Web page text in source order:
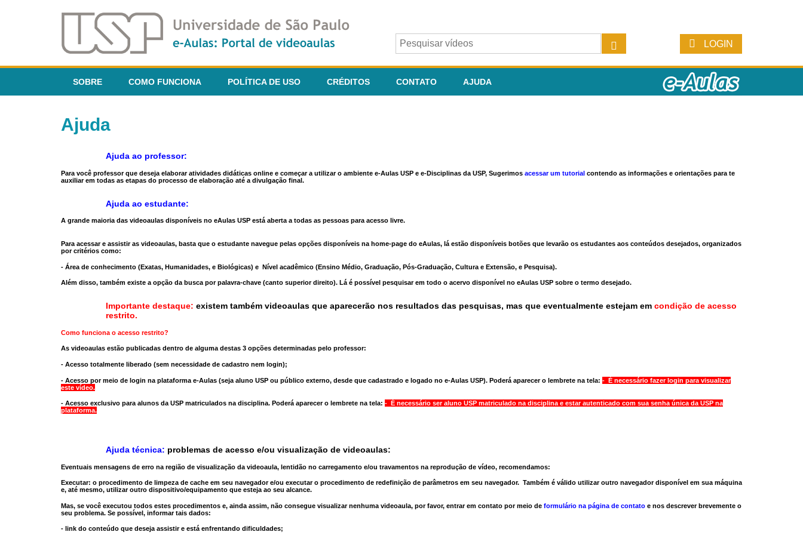
LOGIN
SOBRE COMO FUNCIONA POLÍTICA DE USO CRÉDITOS CONTATO AJUDA
Ajuda
Ajuda ao professor:
Para você professor que deseja elaborar atividades didáticas online e começar a utilizar o ambiente e-Aulas USP e e-Disciplinas da USP, Sugerimos acessar um tutorial contendo as informações e orientações para te
auxiliar em todas as etapas do processo de elaboração até a divulgação final.
Ajuda ao estudante:
A grande maioria das videoaulas disponíveis no eAulas USP está aberta a todas as pessoas para acesso livre.
Para acessar e assistir as videoaulas, basta que o estudante navegue pelas opções disponíveis na home-page do eAulas, lá estão disponíveis botões que levarão os estudantes aos conteúdos desejados, organizados
por critérios como:
- Área de conhecimento (Exatas, Humanidades, e Biológicas) e Nível acadêmico (Ensino Médio, Graduação, Pós-Graduação, Cultura e Extensão, e Pesquisa).
Além disso, também existe a opção da busca por palavra-chave (canto superior direito). Lá é possível pesquisar em todo o acervo disponível no eAulas USP sobre o termo desejado.
Importante destaque: existem também videoaulas que aparecerão nos resultados das pesquisas, mas que eventualmente estejam em condição de acesso
restrito.
Como funciona o acesso restrito?
As videoaulas estão publicadas dentro de alguma destas 3 opções determinadas pelo professor:
- Acesso totalmente liberado (sem necessidade de cadastro nem login);
- Acesso por meio de login na plataforma e-Aulas (seja aluno USP ou público externo, desde que cadastrado e logado no e-Aulas USP). Poderá aparecer o lembrete na tela: - É necessário fazer login para visualizar
este vídeo.
- Acesso exclusivo para alunos da USP matriculados na disciplina. Poderá aparecer o lembrete na tela: - É necessário ser aluno USP matriculado na disciplina e estar autenticado com sua senha única da USP na
plataforma.
Ajuda técnica: problemas de acesso e/ou visualização de videoaulas:
Eventuais mensagens de erro na região de visualização da videoaula, lentidão no carregamento e/ou travamentos na reprodução de vídeo, recomendamos:
Executar: o procedimento de limpeza de cache em seu navegador e/ou executar o procedimento de redefinição de parâmetros em seu navegador. Também é válido utilizar outro navegadordisponível em sua máquina
e, até mesmo, utilizar outro dispositivo/equipamento que esteja ao seu alcance.
Mas, se você executou todos estes procedimentos e, ainda assim, não consegue visualizar nenhuma videoaula, por favor, entrar em contato por meio de formulário na página de contato e nos descrever brevemente o
seu problema. Se possível, informar tais dados:
- link do conteúdo que deseja assistir e está enfrentando dificuldades;